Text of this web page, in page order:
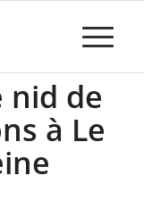
nid de
à Le